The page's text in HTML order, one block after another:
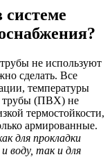
не используют
сделать. Все
температуры
трубы (ПВХ) не
термостойкости,
армированные.
для прокладки
воду, так и для